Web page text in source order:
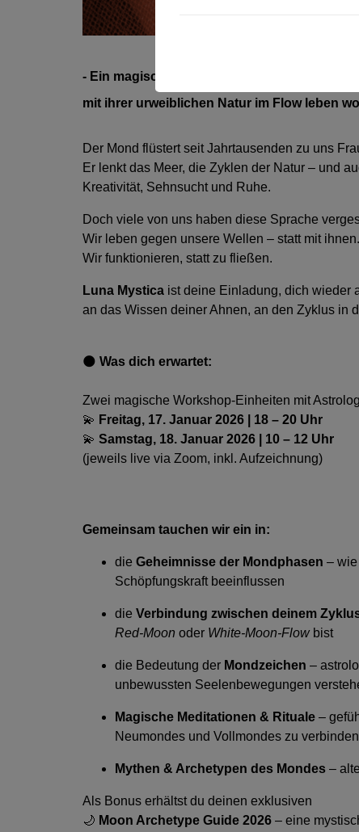
- Ein magischer Workshop für Frauen, die
mit ihrer urweiblichen Natur im Flow leben
Der Mond flüstert seit Jahrtausenden zu uns
Er lenkt das Meer, die Zyklen der Natur – und
Kreativität, Sehnsucht und Ruhe.
Doch viele von uns haben diese Sprache
Wir leben gegen unsere Wellen – statt mit ihnen.
Wir funktionieren, statt zu fließen.
Luna Mystica ist deine Einladung, dich wieder
an das Wissen deiner Ahnen, an den Zyklus in
🌑 Was dich erwartet:
Zwei magische Workshop-Einheiten mit
💫 Freitag, 17. Januar 2026 | 18 – 20 Uhr
💫 Samstag, 18. Januar 2026 | 10 – 12 Uhr
(jeweils live via Zoom, inkl. Aufzeichnung)
Gemeinsam tauchen wir ein in:
die Geheimnisse der Mondphasen –
Schöpfungskraft beeinflussen
die Verbindung zwischen deinem
Red-Moon oder White-Moon-Flowbist
die Bedeutung der Mondzeichen –
unbewussten Seelenbewegungen
Magische Meditationen & Rituale –
Neumondes und Vollmondes zu verbinden
Mythen & Archetypen des Mondes –
Als Bonus erhältst du deinen exklusiven
🌙 Moon Archetype Guide 2026 – eine